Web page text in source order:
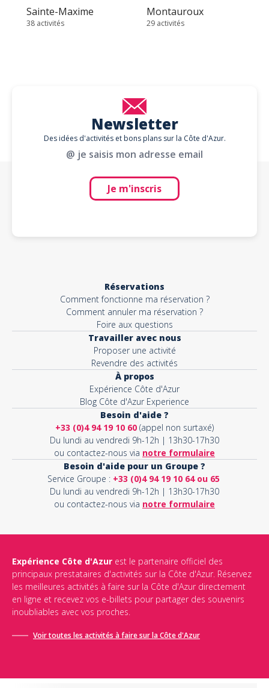
Sainte-Maxime
38 activités
Montauroux
29 activités
Newsletter
Des idées d'activités et bons plans sur la Côte d'Azur.
@ je saisis mon adresse email
Je m'inscris
Réservations
Comment fonctionne ma réservation ?
Comment annuler ma réservation ?
Foire aux questions
Travailler avec nous
Proposer une activité
Revendre des activités
À propos
Expérience Côte d'Azur
Blog Côte d'Azur Experience
Besoin d'aide ?
+33 (0)4 94 19 10 60 (appel non surtaxé)
Du lundi au vendredi 9h-12h | 13h30-17h30
ou contactez-nous via notre formulaire
Besoin d'aide pour un Groupe ?
Service Groupe : +33 (0)4 94 19 10 64 ou 65
Du lundi au vendredi 9h-12h | 13h30-17h30
ou contactez-nous via notre formulaire
Expérience Côte d'Azur est le partenaire officiel des
principaux prestataires d'activités sur la Côte d'Azur. Réservez
les meilleures activités à faire sur la Côte d'Azur directement
en ligne et recevez vos e-billets pour partager des souvenirs
inoubliables avec vos proches.
Voir toutes les activités à faire sur la Côte d'Azur